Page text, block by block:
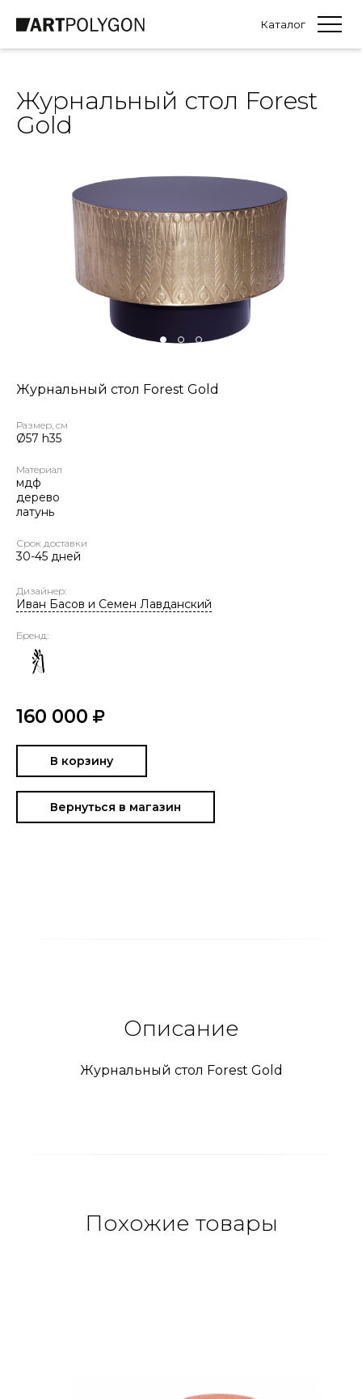
Каталог
Журнальный стол Forest
Gold
Журнальный стол Forest Gold
Размер, см
Ø57 h35
Материал
мдф
дерево
латунь
Срок доставки
30-45 дней
Дизайнер:
Иван Басов и Семен Лавданский
Бренд:
160 000
В корзину
Вернуться в магазин
Описание
Журнальный стол Forest Gold
Похожие товары